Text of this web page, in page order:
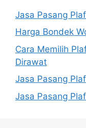
Jasa Pasang
Harga Bondek
Cara Memilih
Dirawat
Jasa Pasang
Jasa Pasang